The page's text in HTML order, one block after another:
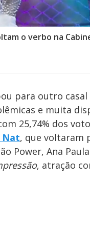
o verbo na
para outro casal
e muita
25,74% dos
Nat, que voltaram
Power, Ana
, atração